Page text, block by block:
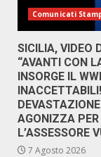
Comunicati
SICILIA, VIDEO
“AVANTI CON
INSORGE IL
AGONIZZA
L’ASSESSORE
7 Agosto 2026